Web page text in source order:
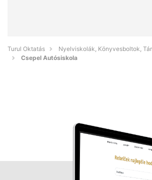
Turul Oktatás
Nyelviskolák, Könyvesboltok,
Csepel Autósiskola